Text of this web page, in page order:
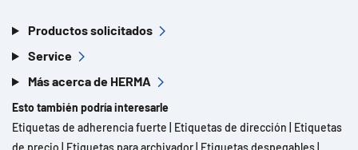
Productos solicitados
Service
Más acerca de HERMA
Esto también podría interesarle
Etiquetas de adherencia fuerte
Etiquetas de dirección
Etiquetas
de precio
Etiquetas para archivador Etiquetas despegables